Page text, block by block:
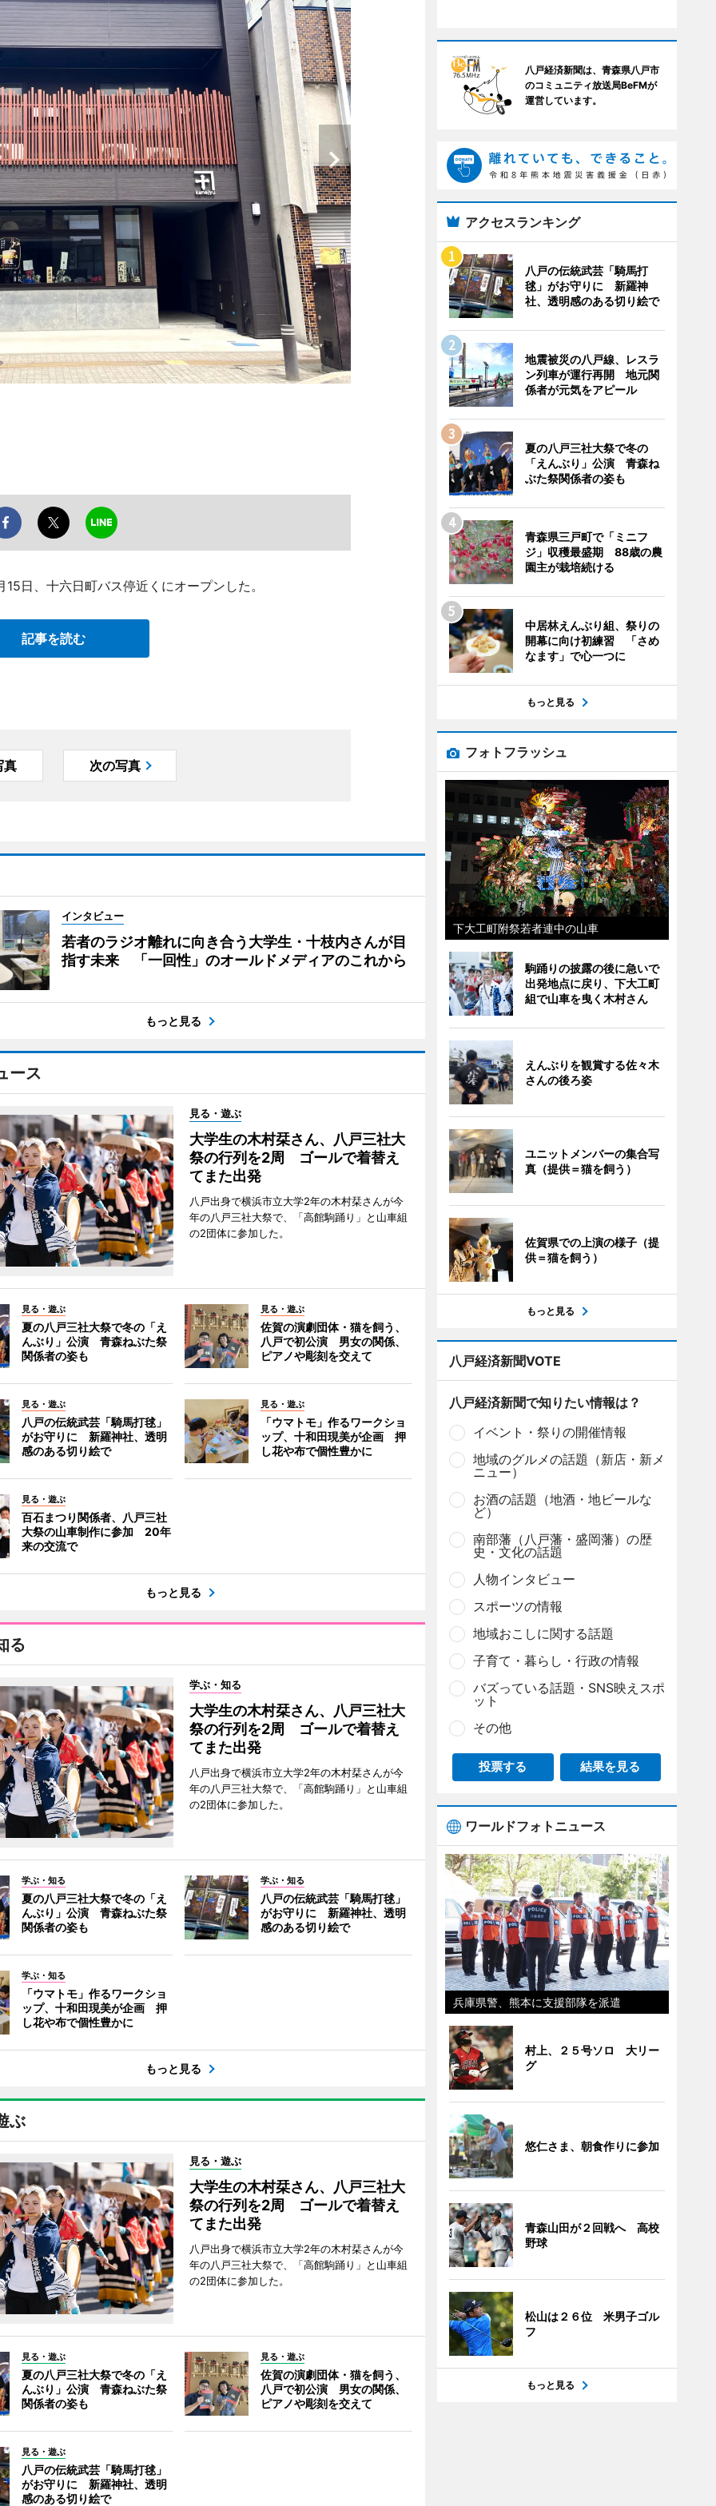
日、十六日町バス停近くにオープンした。
記事を読む
真 次の写真
インタビュー
若者のラジオ離れに向き合う大学生・十枝内さんが目
指す未来 「一回性」のオールドメディアのこれから
もっと見る
ース
見る・遊ぶ
大学生の木村栞さん、八戸三社大
祭の行列を2周 ゴールで着替え
てまた出発
八戸出身で横浜市立大学2年の木村栞さんが今
年の八戸三社大祭で、「高館駒踊り」と山車組
の2団体に参加した。
見る・遊ぶ
夏の八戸三社大祭で冬の「え
んぶり」公演 青森ねぶた祭
関係者の姿も
見る・遊ぶ
佐賀の演劇団体・猫を飼う、
八戸で初公演 男女の関係、
ピアノや彫刻を交えて
見る・遊ぶ
八戸の伝統武芸「騎馬打毬」
がお守りに 新羅神社、透明
感のある切り絵で
見る・遊ぶ
「ウマトモ」作るワークショ
ップ、十和田現美が企画 押
し花や布で個性豊かに
見る・遊ぶ
百石まつり関係者、八戸三社
大祭の山車制作に参加 20年
来の交流で
もっと見る
る
学ぶ・知る
大学生の木村栞さん、八戸三社大
祭の行列を2周 ゴールで着替え
てまた出発
八戸出身で横浜市立大学2年の木村栞さんが今
年の八戸三社大祭で、「高館駒踊り」と山車組
の2団体に参加した。
学ぶ・知る
夏の八戸三社大祭で冬の「え
んぶり」公演 青森ねぶた祭
関係者の姿も
学ぶ・知る
八戸の伝統武芸「騎馬打毬」
がお守りに 新羅神社、透明
感のある切り絵で
学ぶ・知る
「ウマトモ」作るワークショ
ップ、十和田現美が企画 押
し花や布で個性豊かに
もっと見る
ぶ
見る・遊ぶ
大学生の木村栞さん、八戸三社大
祭の行列を2周 ゴールで着替え
てまた出発
八戸出身で横浜市立大学2年の木村栞さんが今
年の八戸三社大祭で、「高館駒踊り」と山車組
の2団体に参加した。
見る・遊ぶ
夏の八戸三社大祭で冬の「え
んぶり」公演 青森ねぶた祭
関係者の姿も
見る・遊ぶ
佐賀の演劇団体・猫を飼う、
八戸で初公演 男女の関係、
ピアノや彫刻を交えて
見る・遊ぶ
八戸の伝統武芸「騎馬打毬」
がお守りに 新羅神社、透明
感のある切り絵で
八戸経済新聞は、青森県八戸市
のコミュニティ放送局BeFMが
運営しています。
アクセスランキング
八戸の伝統武芸「騎馬打
毬」がお守りに 新羅神
社、透明感のある切り絵で
地震被災の八戸線、レスラ
ン列車が運行再開 地元関
係者が元気をアピール
夏の八戸三社大祭で冬の
「えんぶり」公演 青森ね
ぶた祭関係者の姿も
青森県三戸町で「ミニフ
ジ」収穫最盛期 88歳の農
園主が栽培続ける
中居林えんぶり組、祭りの
開幕に向け初練習 「さめ
なます」で心一つに
もっと見る
フォトフラッシュ
下大工町附祭若者連中の山車
駒踊りの披露の後に急いで
出発地点に戻り、下大工町
組で山車を曳く木村さん
えんぶりを観賞する佐々木
さんの後ろ姿
ユニットメンバーの集合写
真（提供＝猫を飼う）
佐賀県での上演の様子（提
供＝猫を飼う）
もっと見る
八戸経済新聞VOTE
八戸経済新聞で知りたい情報は？
イベント・祭りの開催情報
地域のグルメの話題（新店・新メ
ニュー）
お酒の話題（地酒・地ビールな
ど）
南部藩（八戸藩・盛岡藩）の歴
史・文化の話題
人物インタビュー
スポーツの情報
地域おこしに関する話題
子育て・暮らし・行政の情報
バズっている話題・SNS映えスポ
ット
その他
投票する 結果を見る
ワールドフォトニュース
兵庫県警、熊本に支援部隊を派遣
村上、２５号ソロ 大リー
グ
悠仁さま、朝食作りに参加
青森山田が２回戦へ 高校
野球
松山は２６位 米男子ゴル
フ
もっと見る